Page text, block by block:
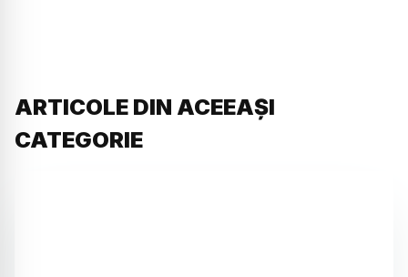
ARTICOLE DIN ACEEAȘI
CATEGORIE